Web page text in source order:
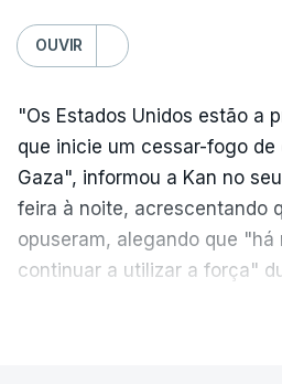
OUVIR
"Os Estados Unidos estão a
que inicie um cessar-fogo de
Gaza", informou a Kan no
feira à noite, acrescentando
opuseram, alegando que "há
continuar a utilizar a força"